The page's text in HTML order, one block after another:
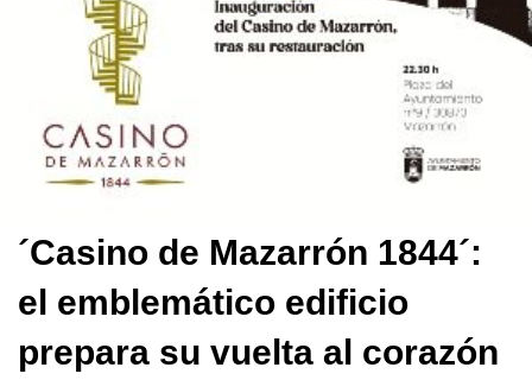
´Casino de Mazarrón 1844´:
el emblemático edificio
prepara su vuelta al corazón